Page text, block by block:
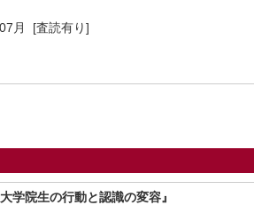
月 [査読有り]
学院生の行動と認識の変容』